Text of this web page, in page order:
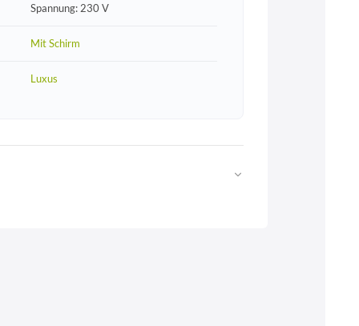
Spannung: 230 V
Mit Schirm
Luxus